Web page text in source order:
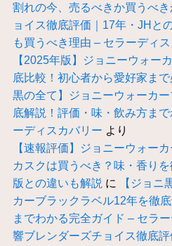
割れの今、売るべきか買うべき
ョイス徹底評価｜17年・JHと
も買うべき理由 – セラーディ
【2025年版】ジョニーウォー
底比較！初心者から愛好家ま
黒の全て】ジョニーウォーカ
底解説！評価・味・飲み方ま
ーディスカバリー より
【速報評価】ジョニーウォー
カスクは買うべき？味・香り
版との違いも解説 に
【ジョニ
カーブラックラベル12年を徹
までわかる完全ガイド – セラ
響ブレンダーズチョイス徹底